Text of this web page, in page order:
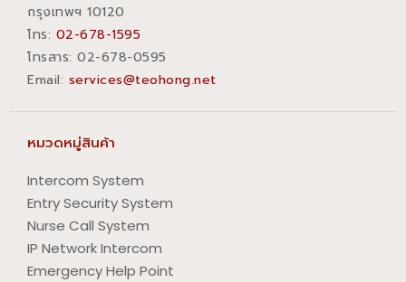
กรุงเทพฯ 10120
โทร: 02-678-1595
โทรสาร:​ 02-678-0595
Email: services@teohong.net
หมวดหมู่สินค้า
Intercom System
Entry Security System
Nurse Call System
IP Network Intercom
Emergency Help Point